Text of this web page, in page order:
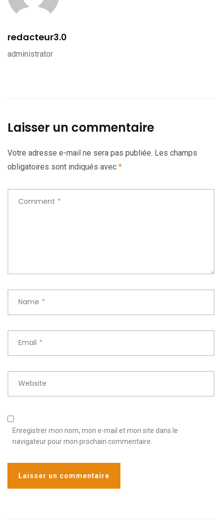
redacteur3.0
administrator
Laisser un commentaire
Votre adresse e-mail ne sera pas publiée. Les champs
obligatoires sont indiqués avec *
Comment *
Name *
Email *
Website
Enregistrer mon nom, mon e-mail et mon site dans le
navigateur pour mon prochain commentaire.